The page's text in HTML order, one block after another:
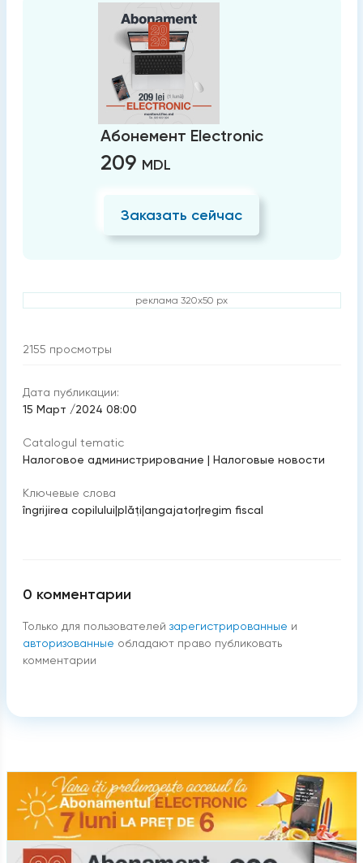
Абонемент Electronic
209 MDL
Заказать сейчас
реклама 320x50 px
2155 просмотры
Дата публикации:
15 Март /2024 08:00
Catalogul tematic
Налоговое администрирование | Налоговые новости
Ключевые слова
îngrijirea copilului|plăţi|angajator|regim fiscal
0 комментарии
Только для пользователей зарегистрированные и
авторизованные обладают право публиковать
комментарии